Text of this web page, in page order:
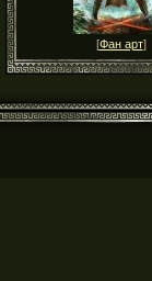
[Фан арт]